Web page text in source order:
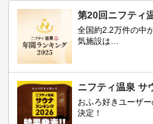
第20回ニフティ
全国約2.2万件の中
気施設は…
ニフティ温泉 サ
おふろ好きユーザ
決定！